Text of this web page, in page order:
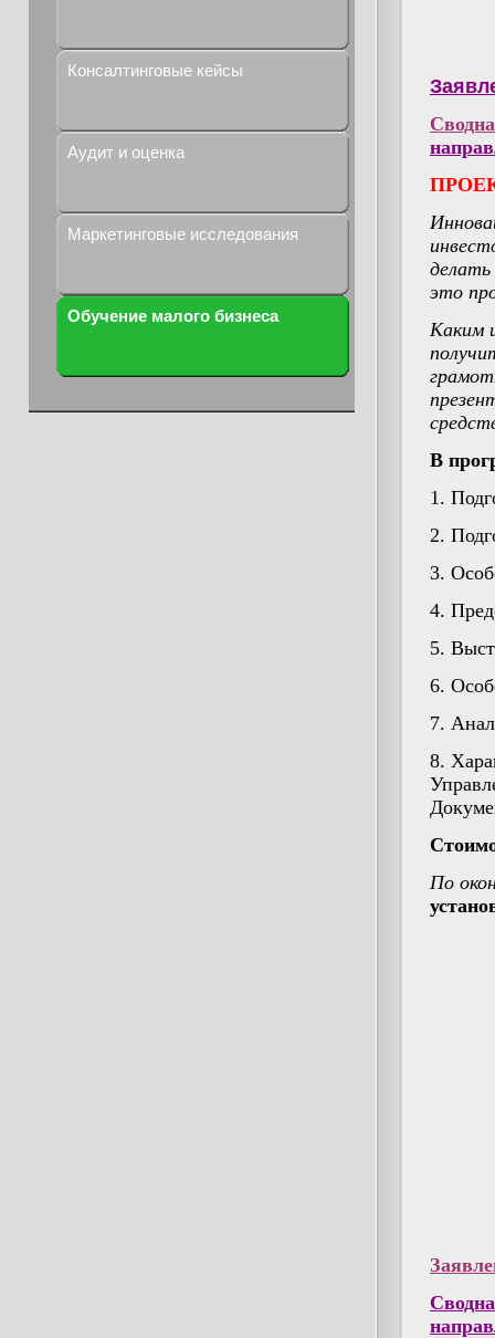
Консалтинговые кейсы
Аудит и оценка
Маркетинговые исследования
Обучение малого бизнеса
это
Каким
В
1.
2.
3.
4.
5.
6.
7.
8.
По